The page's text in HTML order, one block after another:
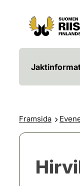
Hoppa till innehåll
Gå till
Framsida